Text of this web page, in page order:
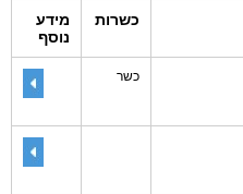
כשרות
מידע
נוסף
כשר